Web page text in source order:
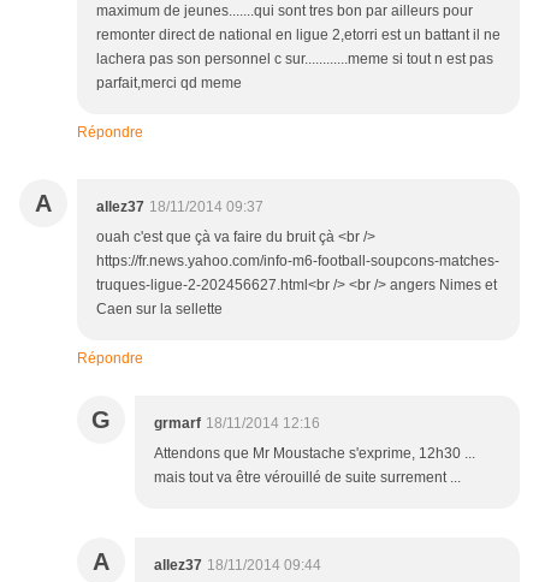
maximum de jeunes.......qui sont tres bon par ailleurs pour
remonter direct de national en ligue 2,etorri est un battant il ne
lachera pas son personnel c sur............meme si tout n est pas
parfait,merci qd meme
Répondre
A allez37 18/11/2014 09:37
ouah c'est que çà va faire du bruit çà <br />
https://fr.news.yahoo.com/info-m6-football-soupcons-matches-
truques-ligue-2-202456627.html<br /> <br /> angers Nimes et
Caen sur la sellette
Répondre
G grmarf 18/11/2014 12:16
Attendons que Mr Moustache s'exprime, 12h30 ...
mais tout va être vérouillé de suite surrement ...
A allez37 18/11/2014 09:44